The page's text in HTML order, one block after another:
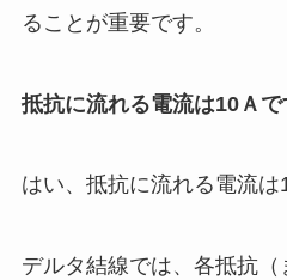
ることが重要です。
抵抗に流れる電流は10Ａで
はい、抵抗に流れる電流は
デルタ結線では、各抵抗